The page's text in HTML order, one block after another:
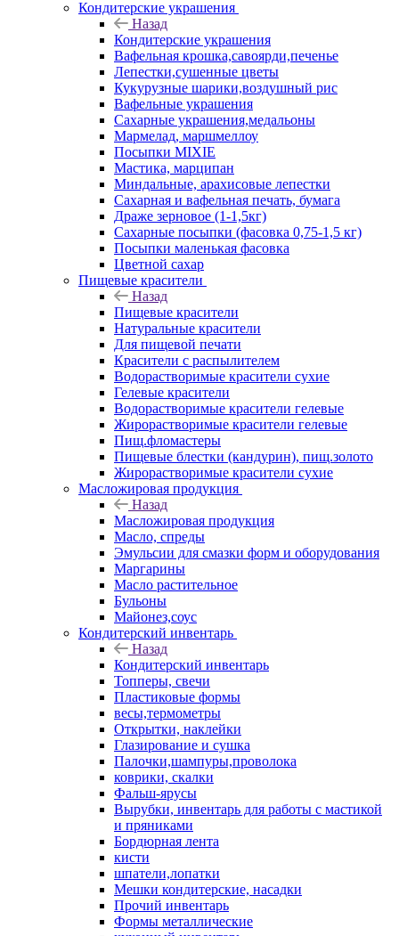
Кондитерские украшения
Назад
Кондитерские украшения
Вафельная крошка,савоярди,печенье
Лепестки,сушенные цветы
Кукурузные шарики,воздушный рис
Вафельные украшения
Сахарные украшения,медальоны
Мармелад, маршмеллоу
Посыпки MIXIE
Мастика, марципан
Миндальные, арахисовые лепестки
Сахарная и вафельная печать, бумага
Драже зерновое (1-1,5кг)
Сахарные посыпки (фасовка 0,75-1,5 кг)
Посыпки маленькая фасовка
Цветной сахар
Пищевые красители
Назад
Пищевые красители
Натуральные красители
Для пищевой печати
Красители с распылителем
Водорастворимые красители сухие
Гелевые красители
Водорастворимые красители гелевые
Жирорастворимые красители гелевые
Пищ.фломастеры
Пищевые блестки (кандурин), пищ.золото
Жирорастворимые красители сухие
Масложировая продукция
Назад
Масложировая продукция
Масло, спреды
Эмульсии для смазки форм и оборудования
Маргарины
Масло растительное
Бульоны
Майонез,соус
Кондитерский инвентарь
Назад
Кондитерский инвентарь
Топперы, свечи
Пластиковые формы
весы,термометры
Открытки, наклейки
Глазирование и сушка
Палочки,шампуры,проволока
коврики, скалки
Фальш-ярусы
Вырубки, инвентарь для работы с мастикой
и пряниками
Бордюрная лента
кисти
шпатели,лопатки
Мешки кондитерские, насадки
Прочий инвентарь
Формы металлические